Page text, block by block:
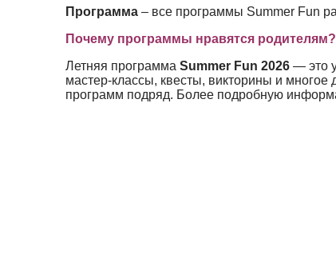
Программа – все программы Summer Fun
Почему программы нравятся родителям?
Летняя программа Summer Fun 2026 — это
мастер-классы, квесты, викторины и многое
программ подряд. Более подробную